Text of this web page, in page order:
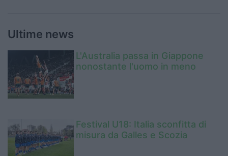
Ultime news
L'Australia passa in Giappone
nonostante l'uomo in meno
Festival U18: Italia sconfitta di
misura da Galles e Scozia